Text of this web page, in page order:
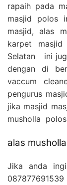
rapaih pada
masjid polos
masjid, alas
karpet
Selatan ini
dengan di
vaccum
pengurus
jika masjid
musholla
alas
Jika anda